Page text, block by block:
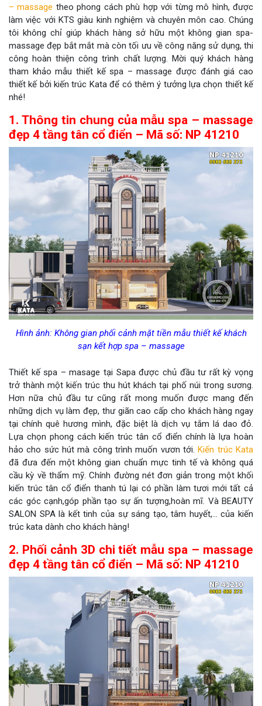
– massage theo phong cách phù hợp với từng mô hình, được
làm việc với KTS giàu kinh nghiệm và chuyên môn cao. Chúng
tôi không chỉ giúp khách hàng sở hữu một không gian spa-
massage đẹp bắt mắt mà còn tối ưu về công năng sử dụng, thi
công hoàn thiện công trình chất lượng. Mời quý khách hàng
tham khảo mẫu thiết kế spa – massage được đánh giá cao
thiết kế bởi kiến trúc Kata để có thêm ý tưởng lựa chọn thiết kế
nhé!
1. Thông tin chung của mẫu spa – massage
đẹp 4 tầng tân cổ điển – Mã số: NP 41210
Hình ảnh: Không gian phối cảnh mặt tiền mẫu thiết kế khách
sạn kết hợp spa – massage
Thiết kế spa – masage tại Sapa được chủ đầu tư rất kỳ vọng
trở thành một kiến trúc thu hút khách tại phố núi trong sương.
Hơn nữa chủ đầu tư cũng rất mong muốn được mang đến
những dịch vụ làm đẹp, thư giãn cao cấp cho khách hàng ngay
tại chính quê hương mình, đặc biệt là dịch vụ tắm lá dao đỏ.
Lựa chọn phong cách kiến trúc tân cổ điển chính là lựa hoàn
hảo cho sức hút mà công trình muốn vươn tới.Kiến trúc Kata
đã đưa đến một không gian chuẩn mực tinh tế và không quá
cầu kỳ về thẩm mỹ. Chính đường nét đơn giản trong một khối
kiến trúc tân cổ điển thanh tú lại có phần làm tươi mới tất cả
các góc cạnh,góp phần tạo sự ấn tượng,hoàn mĩ. Và BEAUTY
SALON SPA là kết tinh của sự sáng tạo, tâm huyết,… của kiến
trúc kata dành cho khách hàng!
2. Phối cảnh 3D chi tiết mẫu spa – massage
đẹp 4 tầng tân cổ điển – Mã số: NP 41210